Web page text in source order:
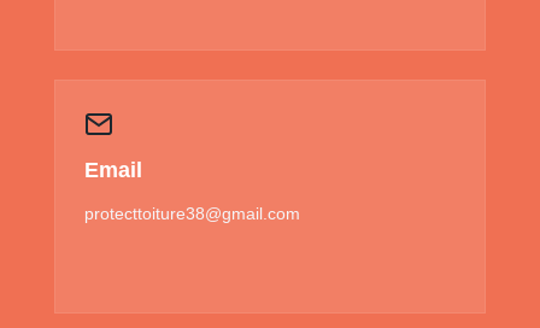
Email
protecttoiture38@gmail.com